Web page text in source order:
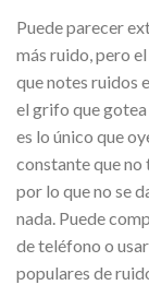
Puede parecer
más ruido, pero
que notes ruidos
el grifo que gotea
es lo único que
constante que no
por lo que no se
nada. Puede
de teléfono o
populares de